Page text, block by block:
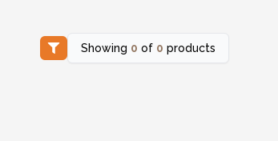
Showing 0 of 0 products